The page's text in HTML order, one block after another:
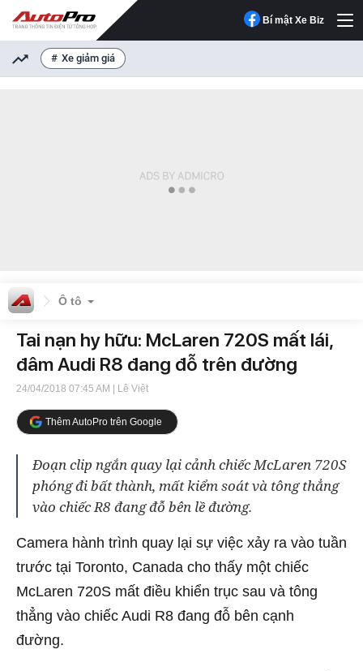
Bí mật Xe Biz
Xe giảm giá
Ô tô
Tai nạn hy hữu: McLaren 720S mất lái,
đâm Audi R8 đang đỗ trên đường
24/04/2018 07:45 AM | Lê Việt
Thêm AutoPro trên Google
Đoạn clip ngắn quay lại cảnh chiếc McLaren 720S
phóng đi bất thành, mất kiểm soát và tông thẳng
vào chiếc R8 đang đỗ bên lề đường.
Camera hành trình quay lại sự việc xảy ra vào tuần
trước tại Toronto, Canada cho thấy một chiếc
McLaren 720S mất điều khiển trục sau và tông
thẳng vào chiếc Audi R8 đang đỗ bên cạnh
đường.